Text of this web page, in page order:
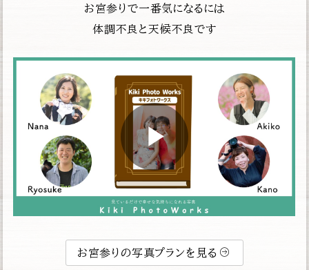
お宮参りで一番気になるには
体調不良と天候不良です
お宮参りの写真プランを見る